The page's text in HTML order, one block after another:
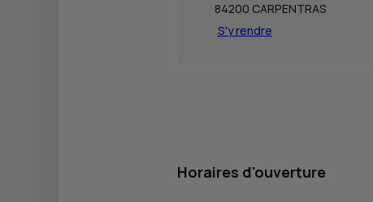
84200 CARPENTRAS
S'y rendre
Horaires d'ouverture